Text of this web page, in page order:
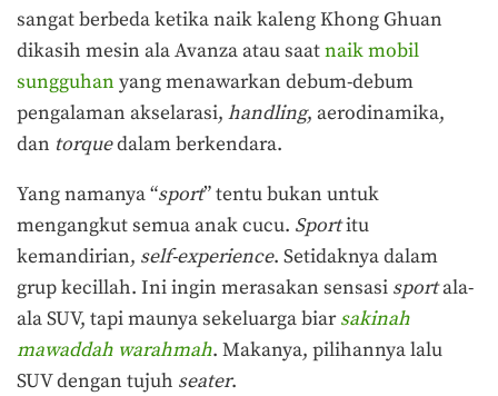
sangat berbeda ketika naik kaleng Khong Ghuan
dikasih mesin ala Avanza atau saatnaik mobil
sungguhan yang menawarkan debum-debum
pengalaman akselarasi, handling, aerodinamika,
dan torquedalam berkendara.
Yang namanya “sport” tentu bukan untuk
mengangkut semua anak cucu. Sportitu
kemandirian, self-experience. Setidaknya dalam
grup kecillah. Ini ingin merasakan sensasi sportala-
ala SUV, tapi maunya sekeluarga biarsakinah
mawaddah warahmah. Makanya, pilihannya lalu
SUV dengan tujuh seater.